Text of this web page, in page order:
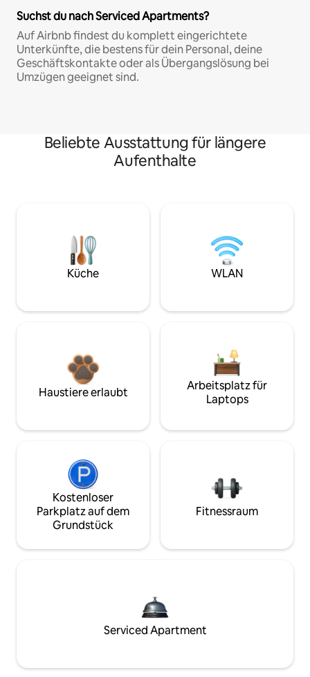
Suchst du nach Serviced Apartments?
Auf Airbnb findest du komplett eingerichtete
Unterkünfte, die bestens für dein Personal, deine
Geschäftskontakte oder als Übergangslösung bei
Umzügen geeignet sind.
Beliebte Ausstattung für längere
Aufenthalte
Küche WLAN
Haustiere erlaubt
Arbeitsplatz für
Laptops
Kostenloser
Parkplatz auf dem
Grundstück
Fitnessraum
Serviced Apartment